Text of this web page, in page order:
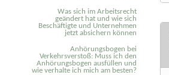
Was sich im Arbeitsrecht
geändert hat und wie sich
Beschäftigte und Unternehmen
jetzt absichern können
Anhörungsbogen bei
Verkehrsverstoß: Muss ich den
Anhörungsbogen ausfüllen und
wie verhalte ich mich am besten?